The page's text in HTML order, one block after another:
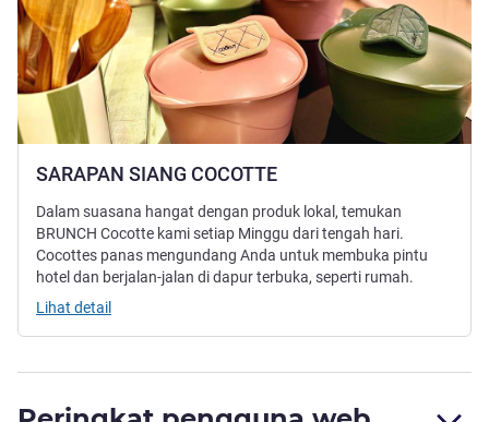
SARAPAN SIANG COCOTTE
Dalam suasana hangat dengan produk lokal, temukan
BRUNCH Cocotte kami setiap Minggu dari tengah hari.
Cocottes panas mengundang Anda untuk membuka pintu
hotel dan berjalan-jalan di dapur terbuka, seperti rumah.
Lihat detail